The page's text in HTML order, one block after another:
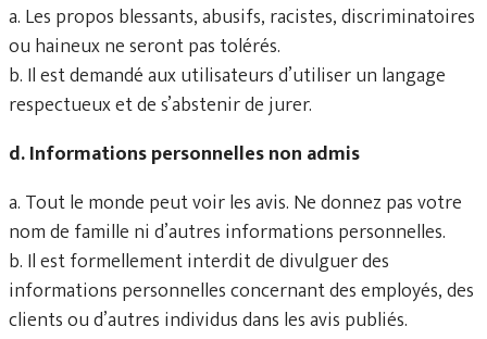
a. Les propos blessants, abusifs, racistes, discriminatoires
ou haineux ne seront pas tolérés.
b. Il est demandé aux utilisateurs d’utiliser un langage
respectueux et de s’abstenir de jurer.
d. Informations personnelles non admis
a. Tout le monde peut voir les avis. Ne donnez pas votre
nom de famille ni d’autres informations personnelles.
b. Il est formellement interdit de divulguer des
informations personnelles concernant des employés, des
clients ou d’autres individus dans les avis publiés.